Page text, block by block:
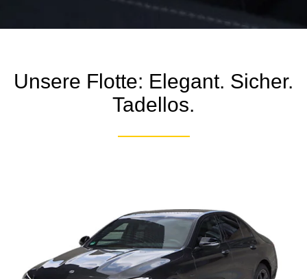
Unsere Flotte: Elegant. Sicher.
Tadellos.